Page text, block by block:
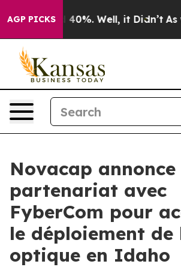
AGP PICKS
Around 40%. Well, it Didn’t As
Novacap annonce
partenariat avec
FyberCom pour
le déploiement
optique en Idaho